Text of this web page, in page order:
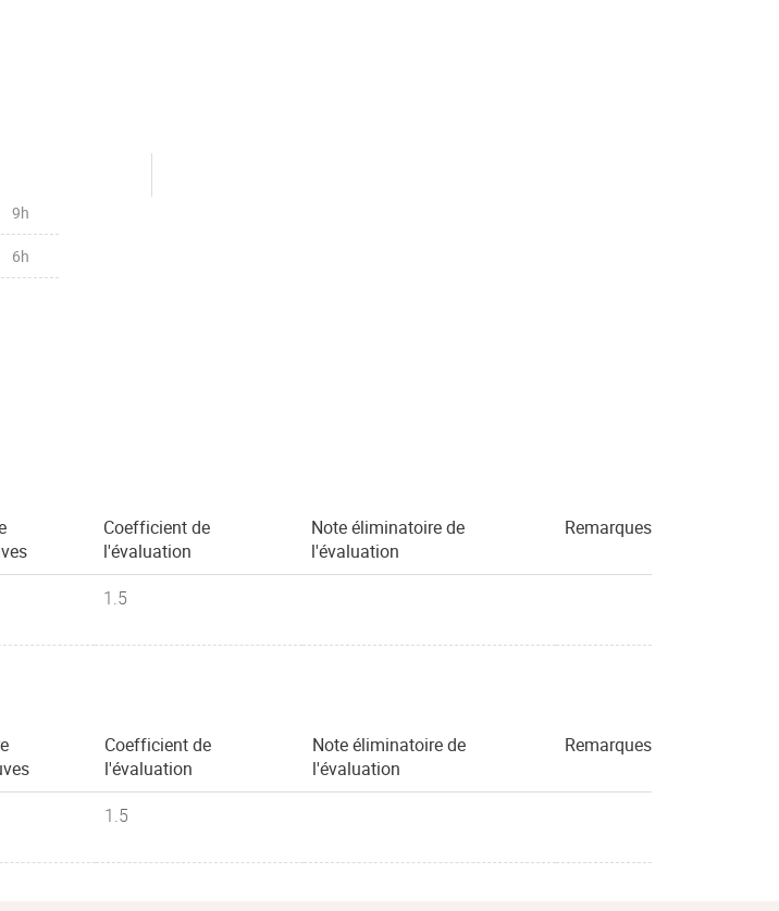
9h
6h
Coefficient de
l'évaluation
Note éliminatoire de
l'évaluation
Remarques
1.5
Coefficient de
l'évaluation
Note éliminatoire de
l'évaluation
Remarques
1.5